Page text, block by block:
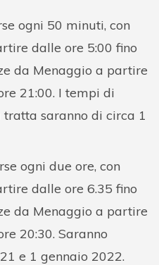
ogni 50 minuti, con
dalle ore 5:00 fino
da Menaggio a partire
21:00. I tempi di
tratta saranno di circa 1
ogni due ore, con
dalle ore 6.35 fino
da Menaggio a partire
20:30. Saranno
e 1 gennaio 2022.